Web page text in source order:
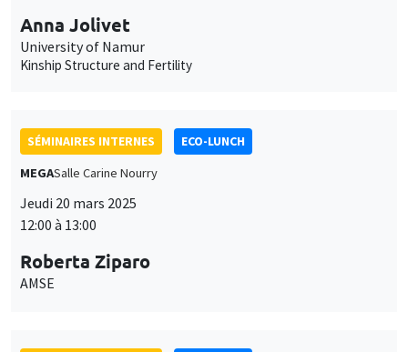
Anna Jolivet
University of Namur
Kinship Structure and Fertility
SÉMINAIRES INTERNES
ECO-LUNCH
MEGASalle Carine Nourry
Jeudi 20 mars 2025
12:00 à 13:00
Roberta Ziparo
AMSE